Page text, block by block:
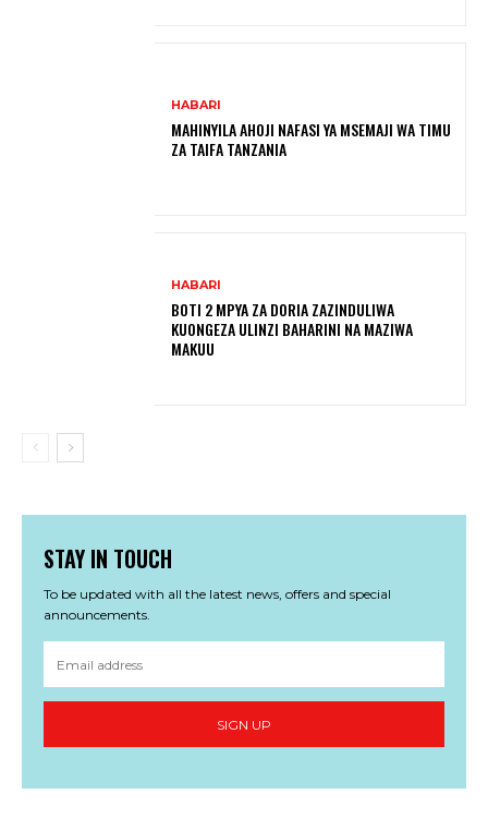
HABARI
MAHINYILA AHOJI NAFASI YA MSEMAJI WA TIMU
ZA TAIFA TANZANIA
HABARI
BOTI 2 MPYA ZA DORIA ZAZINDULIWA
KUONGEZA ULINZI BAHARINI NA MAZIWA
MAKUU
STAY IN TOUCH
To be updated with all the latest news, offers and special
announcements.
SIGN UP